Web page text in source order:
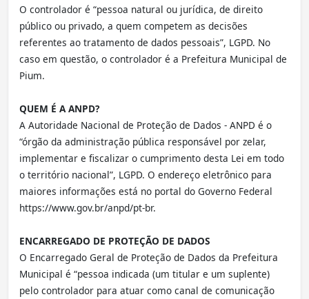
O controlador é “pessoa natural ou jurídica, de direito
público ou privado, a quem competem as decisões
referentes ao tratamento de dados pessoais”, LGPD. No
caso em questão, o controlador é a Prefeitura Municipal de
Pium.
QUEM É A ANPD?
A Autoridade Nacional de Proteção de Dados - ANPD é o
“órgão da administração pública responsável por zelar,
implementar e fiscalizar o cumprimento desta Lei em todo
o território nacional”, LGPD. O endereço eletrônico para
maiores informações está no portal do Governo Federal
https://www.gov.br/anpd/pt-br.
ENCARREGADO DE PROTEÇÃO DE DADOS
O Encarregado Geral de Proteção de Dados da Prefeitura
Municipal é “pessoa indicada (um titular e um suplente)
pelo controlador para atuar como canal de comunicação